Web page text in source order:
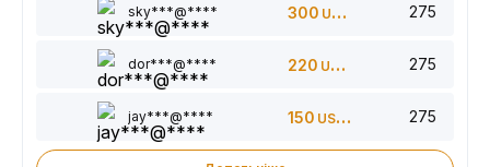
sky***@**** 300 USDT 275
dor***@**** 220 USDT 275
jay***@**** 150 USDT 275